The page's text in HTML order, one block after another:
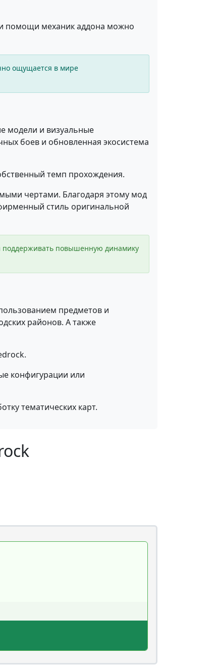
помощи механик аддона можно
ощущается в мире
модели и визуальные
боев и обновленная экосистема
темп прохождения.
чертами. Благодаря этому мод
стиль оригинальной
поддерживать повышенную динамику
предметов и
районов. А также
конфигурации или
тематических карт.